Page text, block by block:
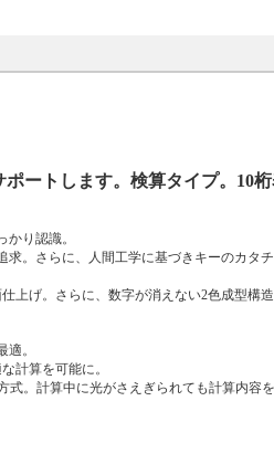
ートします。検算タイプ。10桁
り認識。
。さらに、人間工学に基づきキーのカタ
上げ。さらに、数字が消えない2色成型構造
。
計算を可能に。
。計算中に光がさえぎられても計算内容を